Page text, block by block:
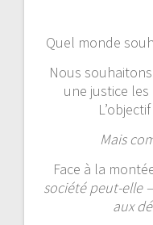
Quel monde
Nous
une justice
Mais
Face à la
société peut-elle
aux